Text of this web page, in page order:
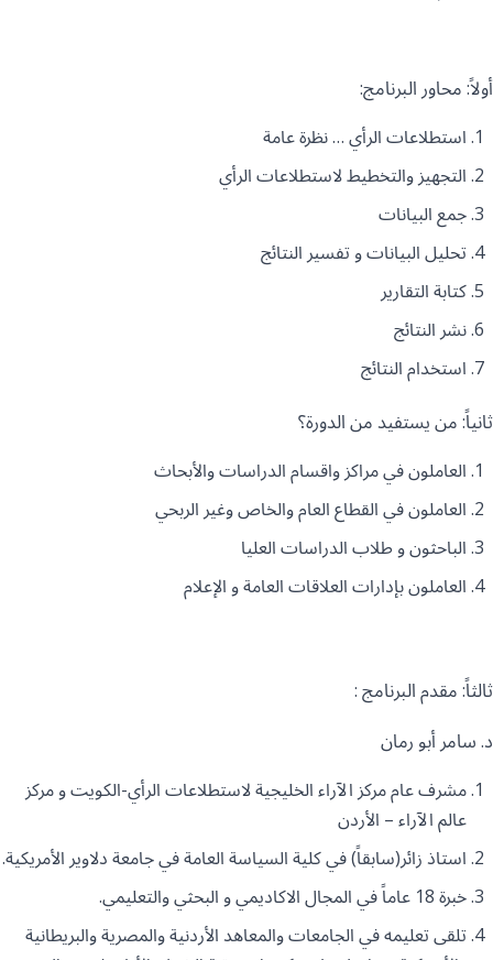
أولاً: محاور البرنامج:
استطلاعات الرأي … نظرة عامة
التجهيز والتخطيط لاستطلاعات الرأي
جمع البيانات
تحليل البيانات و تفسير النتائج
كتابة التقارير
نشر النتائج
استخدام النتائج
ثانياً: من يستفيد من الدورة؟
العاملون في مراكز واقسام الدراسات والأبحاث
العاملون في القطاع العام والخاص وغير الربحي
الباحثون و طلاب الدراسات العليا
العاملون بإدارات العلاقات العامة و الإعلام
ثالثاً: مقدم البرنامج :
د. سامر أبو رمان
مشرف عام مركز الآراء الخليجية لاستطلاعات الرأي-الكويت و مركز
عالم الآراء – الأردن
استاذ زائر(سابقاً) في كلية السياسة العامة في جامعة دلاوير الأمريكية.
خبرة 18 عاماً في المجال الاكاديمي و البحثي والتعليمي.
تلقى تعليمه في الجامعات والمعاهد الأردنية والمصرية والبريطانية